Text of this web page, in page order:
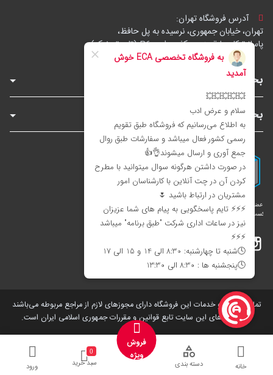
آدرس فروشگاه تهران:
تهران، خیابان جمهوری، نرسیده به پل حافظ،
پاساژ توکل، طبقه زیرهمکف، واحد B6 (تاپ ترونیک)
بخش‌های فروشگاه
بخش‌های سایت
اینستاگرام
تمامی کالاها و خدمات این فروشگاه دارای مجوز‌های لازم از مراجع مربوطه می‌باشند
و فعالیت های این سایت تابع قوانین و مقررات جمهوری اسلامی ایران است.
خانه دسته بندی
فروش
ویژه
0
سبد خرید ورود